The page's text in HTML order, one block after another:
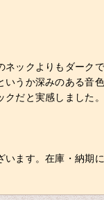
ックよりもダーク
うか深みのある音
だと実感しました
ます。在庫・納期